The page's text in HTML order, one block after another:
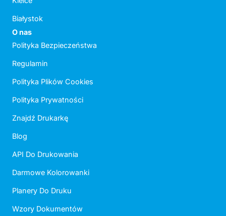
Białystok
O nas
Polityka Bezpieczeństwa
Regulamin
Polityka Plików Cookies
Polityka Prywatności
Znajdź Drukarkę
Blog
API Do Drukowania
Darmowe Kolorowanki
Planery Do Druku
Wzory Dokumentów